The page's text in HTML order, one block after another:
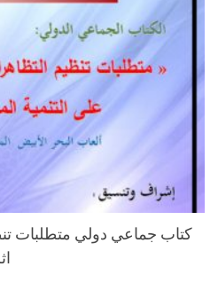
كتاب جماعي دولي متطلبات